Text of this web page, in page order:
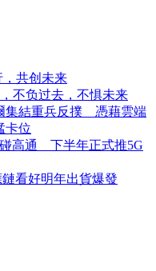
，共创未来
不负过去，不惧未来
集結重兵反撲 憑藉雲端
卡位
高通 下半年正式推5G
看好明年出貨爆發